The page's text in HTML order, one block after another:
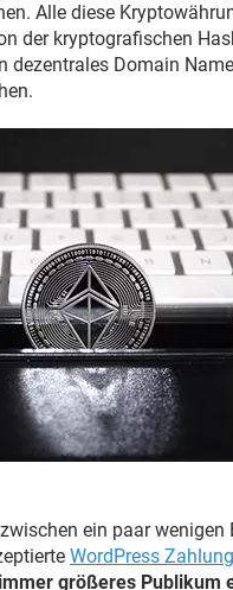
Alle diese
der kryptografischen
dezentrales Domain
ein paar wenigen
WordPress
immer größeres Publikum